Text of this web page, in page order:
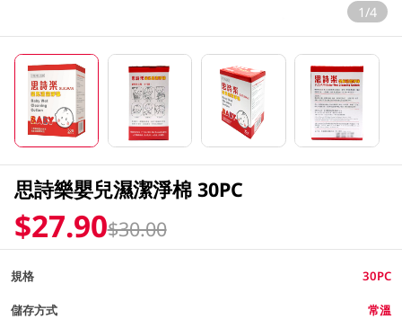
1/4
思詩樂嬰兒濕潔淨棉 30PC
$27.90$30.00
規格 30PC
儲存方式 常溫